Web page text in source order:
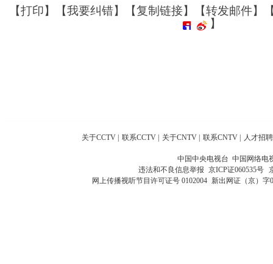
【打印】【我要纠错】【复制链接】【转发邮件】
】
关于CCTV | 联系CCTV | 关于CNTV | 联系CNTV | 人才招聘
中国中央电视台 中国网络电
违法和不良信息举报 京ICP证060535号
网上传播视听节目许可证号 0102004 新出网证（京）